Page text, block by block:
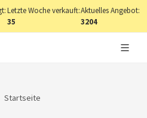
Letzte Woche verkauft:
35
Aktuelles Angebot:
3204
Startseite